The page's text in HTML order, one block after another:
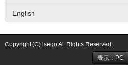
English
Copyright (C) isego All Rights Reserved.
表示：PC